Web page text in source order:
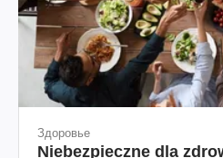
Здоровье
Niebezpieczne dla